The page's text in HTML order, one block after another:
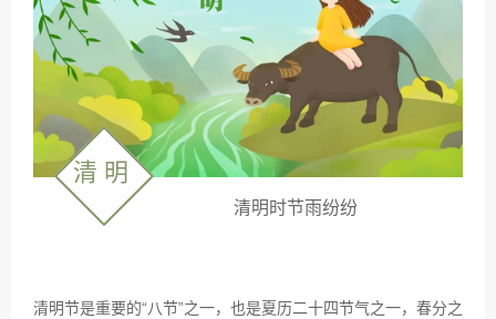
清 明
清明时节雨纷纷
清明节是重要的“八节”之一，也是夏历二十四节气之一，春分之